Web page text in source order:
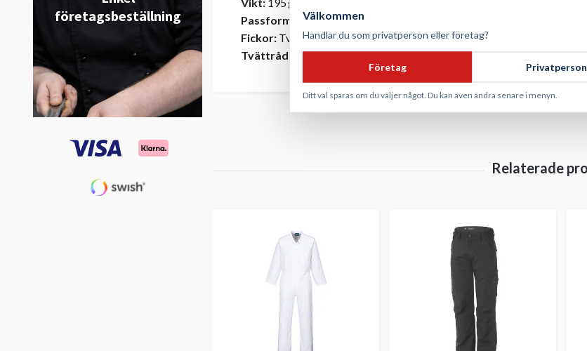
företagsbeställning
Passform:
Unisex
Fickor: Två sidofickor
Tvättråd:
IndustrItvätt 85 °C / Hushållstvätt 60 °C
Välkommen
Handlar du som privatperson eller företag?
Företag Privatperson
Ditt val sparas om du väljer något. Du kan även ändra senare i menyn.